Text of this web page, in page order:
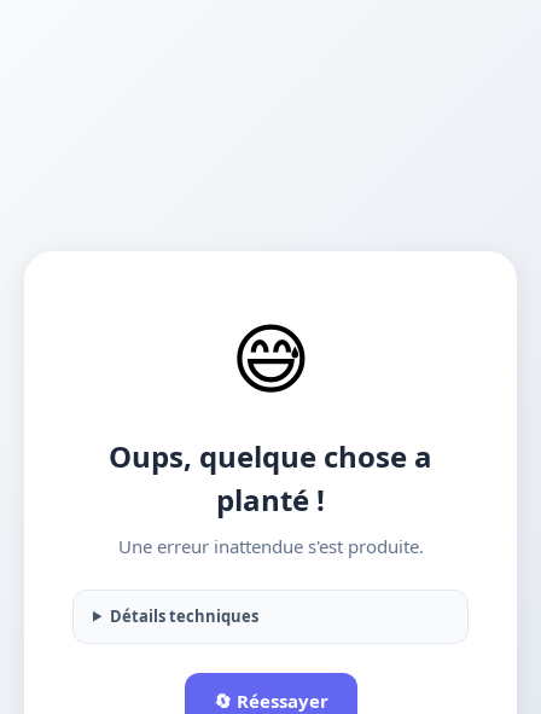
😅
Oups, quelque chose a
planté !
Une erreur inattendue s'est produite.
Détails techniques
🔄 Réessayer